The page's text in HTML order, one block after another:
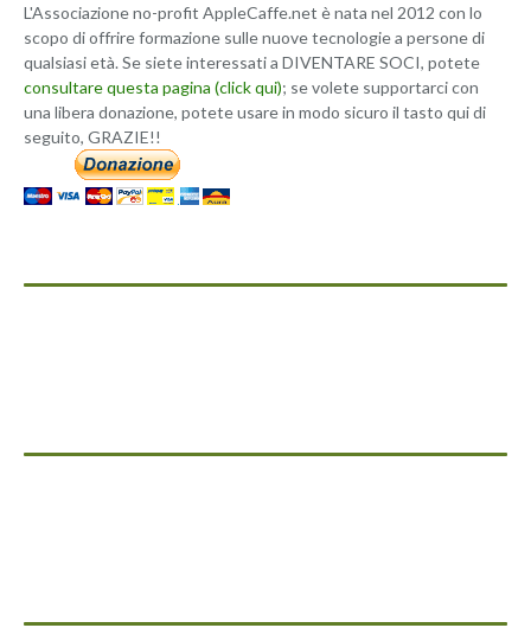
L'Associazione no-profit AppleCaffe.net è nata nel 2012 con lo
scopo di offrire formazione sulle nuove tecnologie a persone di
qualsiasi età. Se siete interessati a DIVENTARE SOCI, potete
consultare questa pagina (click qui); se volete supportarci con
una libera donazione, potete usare in modo sicuro il tasto qui di
seguito, GRAZIE!!